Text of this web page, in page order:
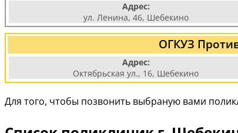
Адрес:
ул. Ленина, 46, Шебекино
ОГКУЗ
Адрес:
Октябрьская ул., 16, Шебекино
Для того, чтобы позвонить выбраную вами